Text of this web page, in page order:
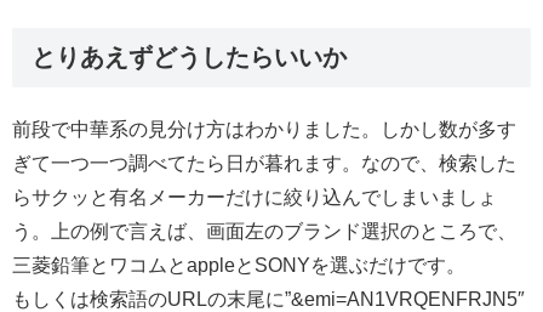
とりあえずどうしたらいいか
前段で中華系の見分け方はわかりました。しかし数が多す
ぎて一つ一つ調べてたら日が暮れます。なので、検索した
らサクッと有名メーカーだけに絞り込んでしまいましょ
う。上の例で言えば、画面左のブランド選択のところで、
三菱鉛筆とワコムとappleとSONYを選ぶだけです。
もしくは検索語のURLの末尾に”&emi=AN1VRQENFRJN5″